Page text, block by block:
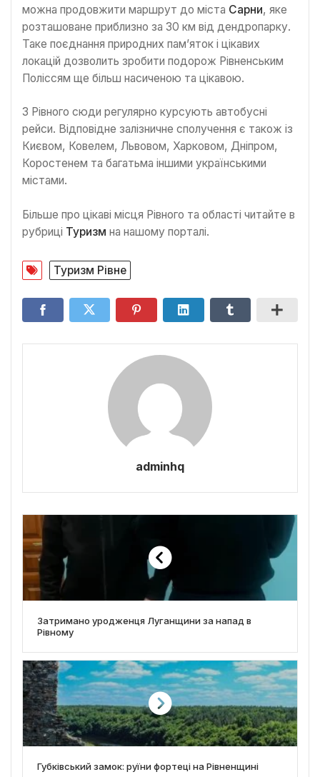
можна продовжити маршрут до міста Сарни, яке
розташоване приблизно за 30 км від дендропарку.
Таке поєднання природних пам’яток і цікавих
локацій дозволить зробити подорож Рівненським
Поліссям ще більш насиченою та цікавою.
З Рівного сюди регулярно курсують автобусні
рейси. Відповідне залізничне сполучення є також із
Києвом, Ковелем, Львовом, Харковом, Дніпром,
Коростенем та багатьма іншими українськими
містами.
Більше про цікаві місця Рівного та області читайте в
рубриці Туризм на нашому порталі.
Туризм Рівне
adminhq
Затримано уродженця Луганщини за напад в
Рівному
Губківський замок: руїни фортеці на Рівненщині